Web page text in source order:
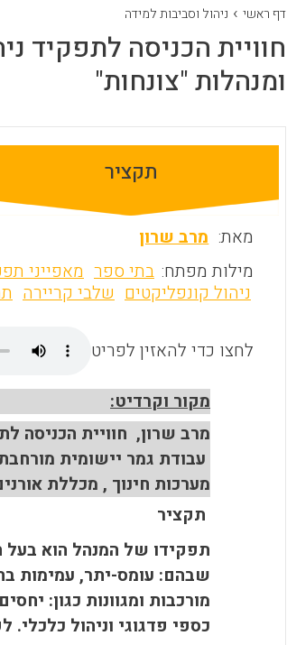
דף ראשי › ניהול וסביבות למידה
חוויית הכניסה לתפקיד
ומנהלות "צונחות"
תקציר
מאת: מרב שרון
מילות מפתח: בתי ספר מאפייני
ניהול קונפליקטים שלבי קריירה
לחצו כדי להאזין לפריט
מקור וקרדיט:
מרב שרון, חוויית הכניסה
עבודת גמר יישומית
מערכות חינוך , מכללת
תקציר
תפקידו של המנהל הוא בעל
שבהם: עומס-יתר, עמימות
מורכבות ומגוונות כגון:
כספי פדגוגי וניהול